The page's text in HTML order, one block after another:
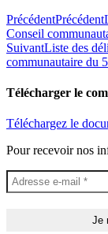
PrécédentPrécédent
Conseil
SuivantListe des
communautaire du
Télécharger le
Téléchargez le
Pour recevoir nos